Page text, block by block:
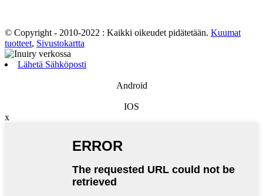
© Copyright - 2010-2022 : Kaikki oikeudet pidätetään. Kuumat
tuotteet, Sivustokartta
Lähetä Sähköposti
Android
IOS
x